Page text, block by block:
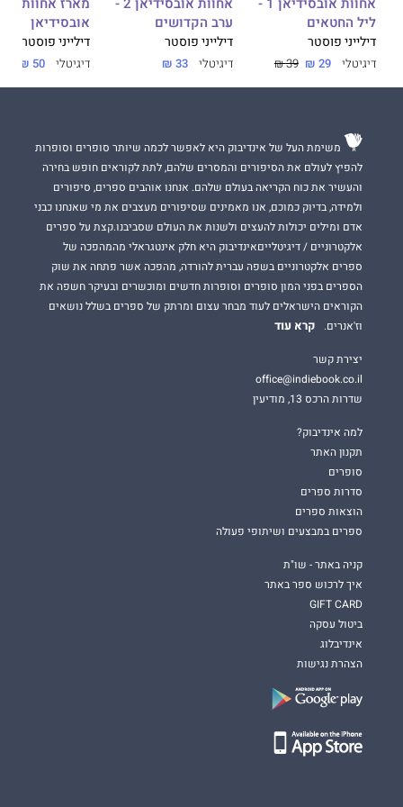
ליל החטאים
דילייני פוסטר
דיגיטלי 29 ₪
39 ₪
ערב הקדושים
דילייני פוסטר
דיגיטלי 33 ₪
אובסידיאן
דילייני פוסטר
דיגיטלי 50 ₪
משימת העל של אינדיבוק היא לאפשר לכמה שיותר סופרים וסופרות
להפיץ לעולם את הסיפורים והמסרים שלהם, לתת לקוראים חופש בחירה
והעשיר את כוח הקריאה בעולם שלהם. אנחנו אוהבים ספרים, סיפורים
ולמידה, בדיוק כמוכם, אנו מאמינים שסיפורים מעצבים את מי שאנחנו כבני
אדם ומילים יכולות להעצים ולשנות את העולם שסביבנו.קצת על ספרים
אלקטרוניים / דיגיטלייםאינדיבוק היא חלק אינטגראלי מהמהפכה של
ספרים אלקטרוניים בשפה עברית להורדה, מהפכה אשר פתחה את שוק
הספרים בפני המון סופרים וסופרות חדשים ומוכשרים ובעיקר חשפה את
הקוראים הישראלים לעוד מבחר עצום ומרתק של ספרים בשלל נושאים
וז'אנרים.
קרא עוד
יצירת קשר
office@indiebook.co.il
שדרות הרכס 13, מודיעין
למה אינדיבוק?
תקנון האתר
סופרים
סדרות ספרים
הוצאות ספרים
ספרים במבצעים ושיתופי פעולה
קניה באתר - שו"ת
איך לרכוש ספר באתר
GIFT CARD
ביטול עסקה
אינדיבלוג
הצהרת נגישות